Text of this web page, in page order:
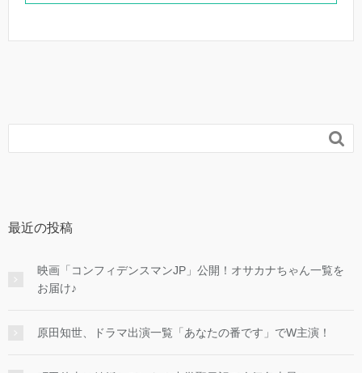

最近の投稿
映画「コンフィデンスマンJP」公開！オサカナちゃん一覧を
お届け♪
原田知世、ドラマ出演一覧「あなたの番です」でW主演！